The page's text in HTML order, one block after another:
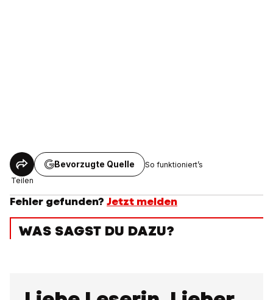
Teilen
Bevorzugte Quelle So funktioniert’s
Fehler gefunden? Jetzt melden
WAS SAGST DU DAZU?